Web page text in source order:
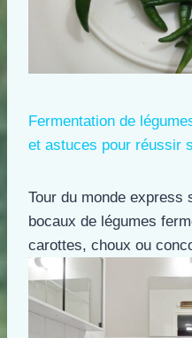
Fermentation de
et astuces pour réussir
Tour du monde
bocaux de légumes
carottes, choux ou